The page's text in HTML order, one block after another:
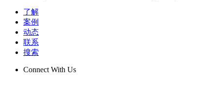
了解
案例
动态
联系
搜索
Connect With Us